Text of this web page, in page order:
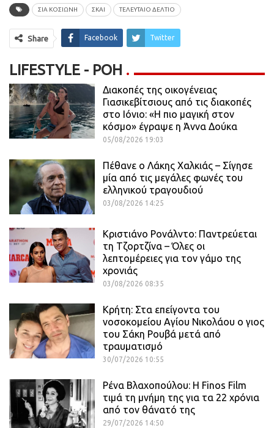
ΣΙΑ ΚΟΣΙΩΝΗ ΣΚΑΙ ΤΕΛΕΥΤΑΙΟ ΔΕΛΤΙΟ
Share Facebook Twitter
LIFESTYLE - ΡΟΗ
Διακοπές της οικογένειας
Γιασικεβίτσιους από τις διακοπές
στο Ιόνιο: «Η πιο μαγική στον
κόσμο» έγραψε η Άννα Δούκα
05/08/2026 19:03
Πέθανε ο Λάκης Χαλκιάς – Σίγησε
μία από τις μεγάλες φωνές του
ελληνικού τραγουδιού
03/08/2026 14:25
Κριστιάνο Ρονάλντο: Παντρεύεται
τη Τζορτζίνα – Όλες οι
λεπτομέρειες για τον γάμο της
χρονιάς
03/08/2026 08:35
Κρήτη: Στα επείγοντα του
νοσοκομείου Αγίου Νικολάου ο γιος
του Σάκη Ρουβά μετά από
τραυματισμό
30/07/2026 10:55
Ρένα Βλαχοπούλου: Η Finos Film
τιμά τη μνήμη της για τα 22 χρόνια
από τον θάνατό της
29/07/2026 14:50